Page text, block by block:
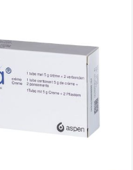
prijswaarden aan te passen.